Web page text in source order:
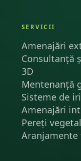
SERVICII
Amenajări
Consultanță
3D
Mentenanță
Sisteme de
Amenajări
Pereți
Aranjamente